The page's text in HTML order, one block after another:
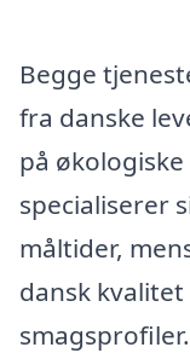
Begge
fra danske
på
specialiserer
måltider,
dansk
smagsprofiler.